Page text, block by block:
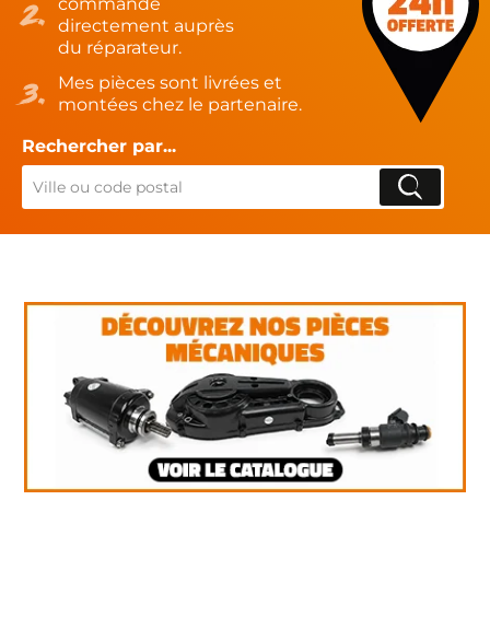
directement auprès
du réparateur.
Mes pièces sont livrées et
montées chez le partenaire.
Rechercher par...